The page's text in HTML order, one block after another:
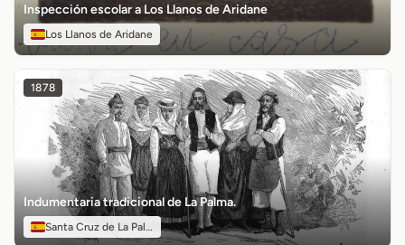
Inspección escolar a Los Llanos de Aridane
Los Llanos de Aridane
1878
Indumentaria tradicional de La Palma.
Santa Cruz de La Palma